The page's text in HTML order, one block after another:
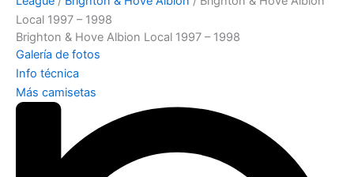
Local 1997 – 1998
Brighton & Hove Albion Local 1997 – 1998
Galería de fotos
Info técnica
Más camisetas